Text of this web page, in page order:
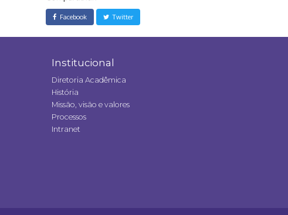
Facebook Twitter
Institucional
Diretoria Acadêmica
História
Missão, visão e valores
Processos
Intranet